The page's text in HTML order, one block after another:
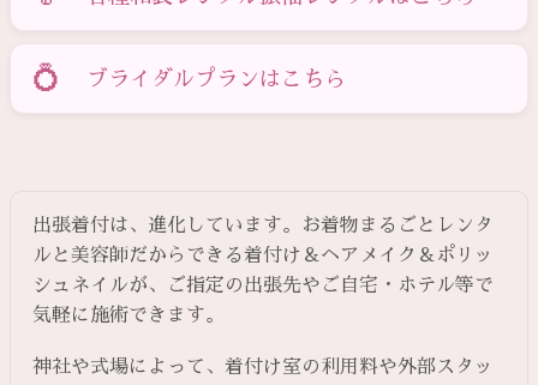
💍 ブライダルプランはこちら
出張着付は、進化しています。お着物まるごとレンタ
ルと美容師だからできる着付け＆ヘアメイク＆ポリッ
シュネイルが、ご指定の出張先やご自宅・ホテル等で
気軽に施術できます。
神社や式場によって、着付け室の利用料や外部スタッ